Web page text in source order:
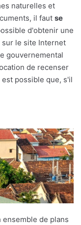
naturelles et
il faut se
d'obtenir une
le site Internet
gouvernemental
de recenser
possible que, s'il
de plans